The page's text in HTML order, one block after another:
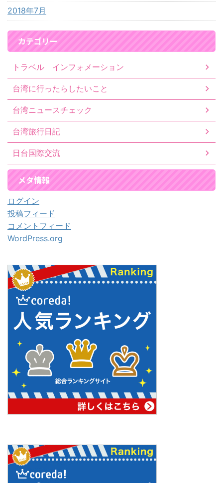
2018年7月
カテゴリー
トラベル インフォメーション
台湾に行ったらしたいこと
台湾ニュースチェック
台湾旅行日記
日台国際交流
メタ情報
ログイン
投稿フィード
コメントフィード
WordPress.org